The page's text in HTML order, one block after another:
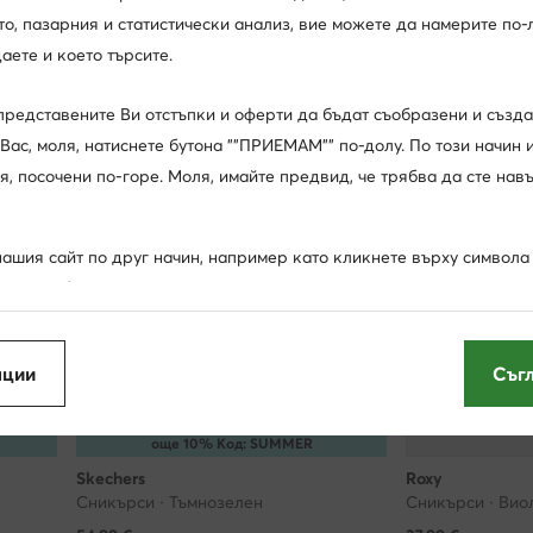
още 10% Код: SUMMER
Skechers
Сникърси · Тъмнозелен
Roxy
Сникърси ·
пазарния и статистически анализ, вие можете да намерите по-
и което търсите.
Ви отстъпки и оферти да бъдат съобразени и
моля, натиснете бутона ""ПРИЕМАМ"" по-долу. По този начин
посочени по-горе. Моля, имайте предвид, че трябва да сте
сайт по друг начин, например като кликнете върху
това табло, ще позволите на нас и на нашите партньори да
и да обработваме събраните по този начин данни
представената ви информация (чието съдържание обаче няма
избора Ви като потребител), освен ако настройките на Вашия
това.
по-долу и в раздел ""Други опции"" (включително